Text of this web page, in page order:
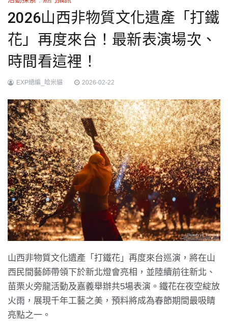
2026山西非物質文化遺產「打鐵
花」再度來台！最新表演場次、
時間看這裡！
EXP總編_哈米貓 2026-02-22
山西非物質文化遺產「打鐵花」再度來台巡演，將在山
西民間藝師帶領下於新北燈會亮相，並陸續前往新北、
苗栗火旁龍活動及嘉義舉辦共5場表演。鐵花在夜空綻放
火雨，展現千年工藝之美，預料將成為春節期間最吸睛
亮點之一。